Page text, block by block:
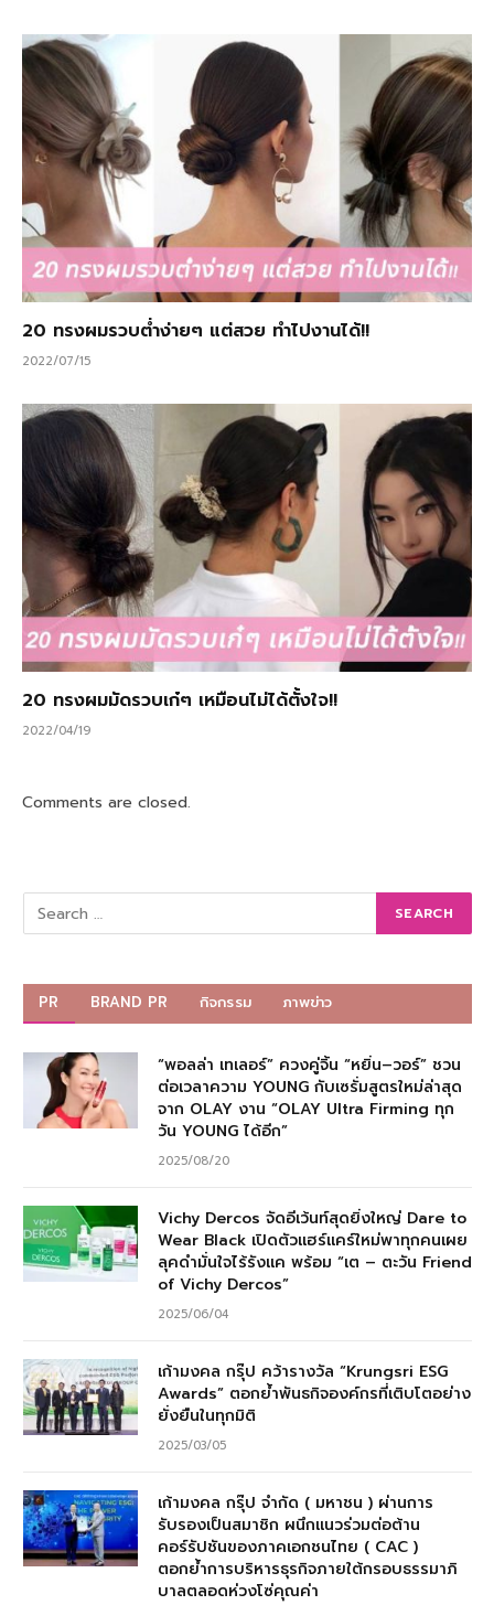
20 ทรงผมรวบต่ำง่ายๆ แต่สวย ทำไปงานได้!!
2022/07/15
20 ทรงผมมัดรวบเก๋ๆ เหมือนไม่ได้ตั้งใจ!!
2022/04/19
Comments are closed.
PR BRAND PR กิจกรรม ภาพข่าว
“พอลล่า เทเลอร์” ควงคู่จิ้น “หยิ่น–วอร์” ชวน
ต่อเวลาความ YOUNG กับเซรั่มสูตรใหม่ล่าสุด
จาก OLAY งาน “OLAY Ultra Firming ทุก
วัน YOUNG ได้อีก”
2025/08/20
Vichy Dercos จัดอีเว้นท์สุดยิ่งใหญ่ Dare to
Wear Black เปิดตัวแฮร์แคร์ใหม่พาทุกคนเผย
ลุคดำมั่นใจไร้รังแค พร้อม “เต – ตะวัน Friend
of Vichy Dercos”
2025/06/04
เก้ามงคล กรุ๊ป คว้ารางวัล “Krungsri ESG
Awards” ตอกย้ำพันธกิจองค์กรที่เติบโตอย่าง
ยั่งยืนในทุกมิติ
2025/03/05
เก้ามงคล กรุ๊ป จำกัด ( มหาชน ) ผ่านการ
รับรองเป็นสมาชิก ผนึกแนวร่วมต่อต้าน
คอร์รัปชันของภาคเอกชนไทย ( CAC )
ตอกย้ำการบริหารธุรกิจภายใต้กรอบธรรมาภิ
บาลตลอดห่วงโซ่คุณค่า